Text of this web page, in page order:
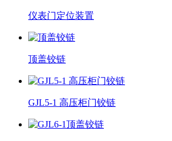
仪表门定位装置
顶盖铰链
GJL5-1 高压柜门铰链